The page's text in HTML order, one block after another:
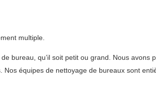
multiple.
qu’il soit petit ou grand. Nous avons
équipes de nettoyage de bureaux sont